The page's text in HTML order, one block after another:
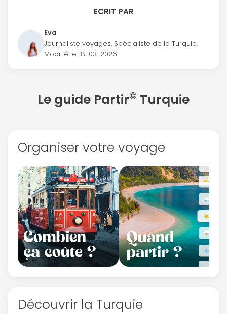
ECRIT PAR
Eva
Journaliste voyages. Spécialiste de la Turquie.
Modifié le 18-03-2026
Le guide Partir© Turquie
Organiser votre voyage
Découvrir la Turquie